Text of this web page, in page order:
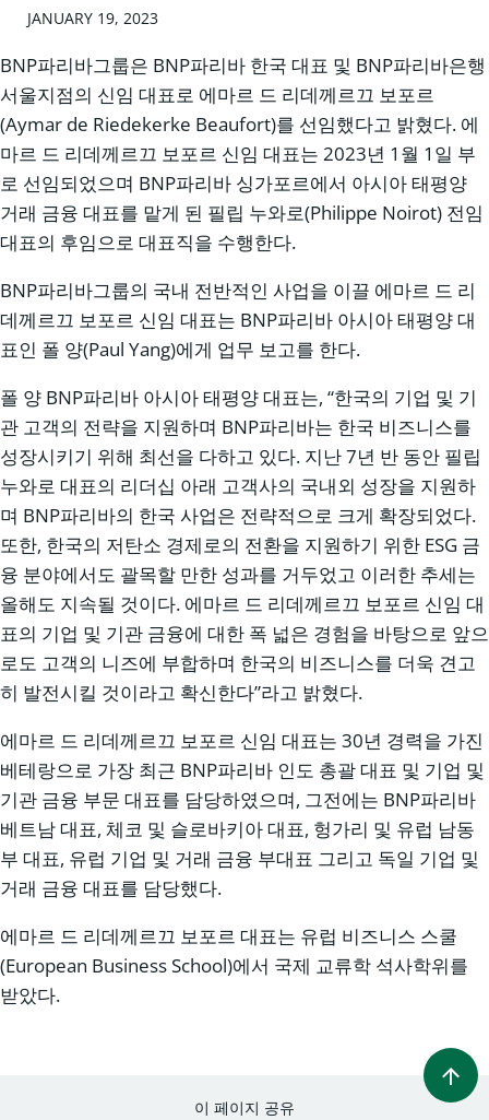
JANUARY 19, 2023
BNP파리바그룹은 BNP파리바 한국 대표 및 BNP파리바은행
서울지점의 신임 대표로 에마르 드 리데께르끄 보포르
(Aymar de Riedekerke Beaufort)를 선임했다고 밝혔다. 에
마르 드 리데께르끄 보포르 신임 대표는 2023년 1월 1일 부
로 선임되었으며 BNP파리바 싱가포르에서 아시아 태평양
거래 금융 대표를 맡게 된 필립 누와로(Philippe Noirot) 전임
대표의 후임으로 대표직을 수행한다.
BNP파리바그룹의 국내 전반적인 사업을 이끌 에마르 드 리
데께르끄 보포르 신임 대표는 BNP파리바 아시아 태평양 대
표인 폴 양(Paul Yang)에게 업무 보고를 한다.
폴 양 BNP파리바 아시아 태평양 대표는, “한국의 기업 및 기
관 고객의 전략을 지원하며 BNP파리바는 한국 비즈니스를
성장시키기 위해 최선을 다하고 있다. 지난 7년 반 동안 필립
누와로 대표의 리더십 아래 고객사의 국내외 성장을 지원하
며 BNP파리바의 한국 사업은 전략적으로 크게 확장되었다.
또한, 한국의 저탄소 경제로의 전환을 지원하기 위한 ESG 금
융 분야에서도 괄목할 만한 성과를 거두었고 이러한 추세는
올해도 지속될 것이다. 에마르 드 리데께르끄 보포르 신임 대
표의 기업 및 기관 금융에 대한 폭 넓은 경험을 바탕으로 앞으
로도 고객의 니즈에 부합하며 한국의 비즈니스를 더욱 견고
히 발전시킬 것이라고 확신한다”라고 밝혔다.
에마르 드 리데께르끄 보포르 신임 대표는 30년 경력을 가진
베테랑으로 가장 최근 BNP파리바 인도 총괄 대표 및 기업 및
기관 금융 부문 대표를 담당하였으며, 그전에는 BNP파리바
베트남 대표, 체코 및 슬로바키아 대표, 헝가리 및 유럽 남동
부 대표, 유럽 기업 및 거래 금융 부대표 그리고 독일 기업 및
거래 금융 대표를 담당했다.
에마르 드 리데께르끄 보포르 대표는 유럽 비즈니스 스쿨
(European Business School)에서 국제 교류학 석사학위를
받았다.
이 페이지 공유